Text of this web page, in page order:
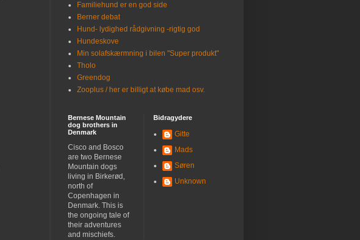
Familiehund er en god side
Berner debat
Hund- lydighed rådgivning -rigtig god
Hundeskove
Min solafskærmning i bilen "Super produkt"
Tholo
Greendog
Zooplus / her er billigt at købe mad osv.
Bernese Mountain
dog brothers in
Denmark
Cisco and Bosco
are two Bernese
Mountain dogs
living in Birkerød,
north of
Copenhagen in
Denmark. This is
the ongoing tale of
their adventures
and mischiefs.
Bidragydere
Gitte
Mads
Søren
Unknown